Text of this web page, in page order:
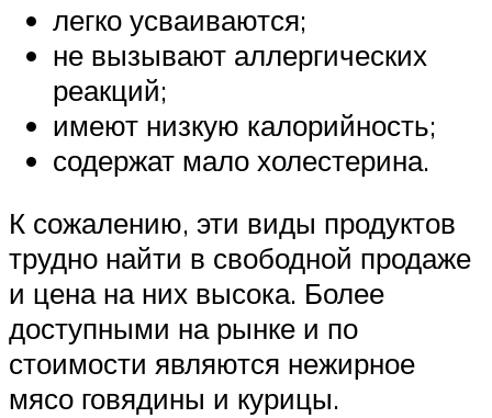
легко усваиваются;
не вызывают аллергических
реакций;
имеют низкую калорийность;
содержат мало холестерина.
К сожалению, эти виды продуктов
трудно найти в свободной продаже
и цена на них высока. Более
доступными на рынке и по
стоимости являются нежирное
мясо говядины и курицы.